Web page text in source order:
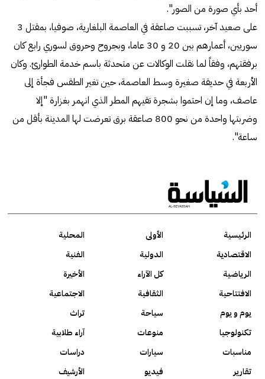
أحد بأي صورة من الصور".
على صعيد آخر، تسببت صاعقة في العاصمة البلغارية، صوفيا، بمقتل 3
سوريين، أعمارهم بين 20 و 30 عاما، وبجروح وحروق لسوري رابع كان
برفقتهم، وفقاً لما نقلت الوكالات عن متحدثة باسم خدمة الطوارئ. وكان
الأربعة في حديقة صغيرة وسط العاصمة، حين تغير الطقس فجأة إلى
عاصف، وما إن احتموا بشجرة تقيهم المطر الذي انهمر بغزارة "إلا
وضربتها واحدة من نحو 800 صاعقة برق تعرضت لها المدينة بأقل من
ساعة".
الرئيسية الأولى
المحلية
الاقتصادية
الدولية
الفنية
الرياضية
كل الآراء
الأخيرة
الافتتاحية
الثقافية
الاجتماعية
يوم و يوم
سياحة
تراث
تكنولوجيا
منوعات
آراء طلابية
مناسبات
سيارات
دراسات
تقارير
فيديو الأرشيف